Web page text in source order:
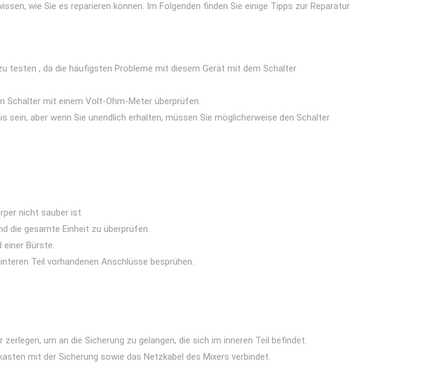
wie Sie es reparieren können. Im Folgenden finden Sie einige Tipps zur Reparatur
testen , da die häufigsten Probleme mit diesem Gerät mit dem Schalter
Schalter mit einem Volt-Ohm-Meter überprüfen.
aber wenn Sie unendlich erhalten, müssen Sie möglicherweise den Schalter
nicht sauber ist.
die gesamte Einheit zu überprüfen.
einer Bürste.
Teil vorhandenen Anschlüsse besprühen.
um an die Sicherung zu gelangen, die sich im inneren Teil befindet.
mit der Sicherung sowie das Netzkabel des Mixers verbindet.